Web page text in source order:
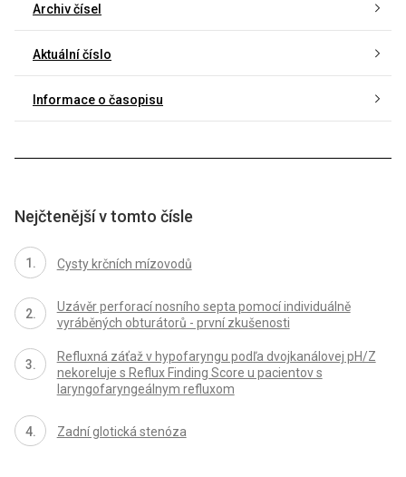
Archiv čísel
Aktuální číslo
Informace o časopisu
Nejčtenější v tomto čísle
Cysty krčních mízovodů
Uzávěr perforací nosního septa pomocí individuálně
vyráběných obturátorů - první zkušenosti
Refluxná záťaž v hypofaryngu podľa dvojkanálovej pH/Z
nekoreluje s Reflux Finding Score u pacientov s
laryngofaryngeálnym refluxom
Zadní glotická stenóza